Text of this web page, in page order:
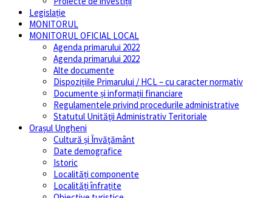
Legislație
MONITORUL
MONITORUL OFICIAL LOCAL
Agenda primarului 2022
Agenda primarului 2022
Alte documente
Dispozițiile Primarului / HCL – cu caracter normativ
Documente și informații financiare
Regulamentele privind procedurile administrative
Statutul Unităţii Administrativ Teritoriale
Orașul Ungheni
Cultură și Învăţământ
Date demografice
Istoric
Localități componente
Localități înfrațite